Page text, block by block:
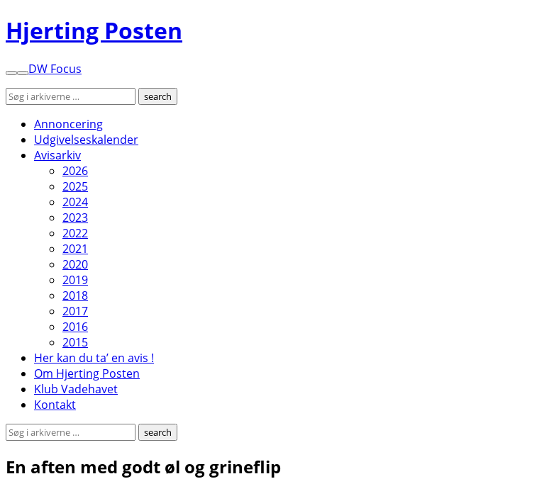
Hjerting Posten
DW Focus
Annoncering
Udgivelseskalender
Avisarkiv
2026
2025
2024
2023
2022
2021
2020
2019
2018
2017
2016
2015
Her kan du ta’ en avis !
Om Hjerting Posten
Klub Vadehavet
Kontakt
En aften med godt øl og grineflip